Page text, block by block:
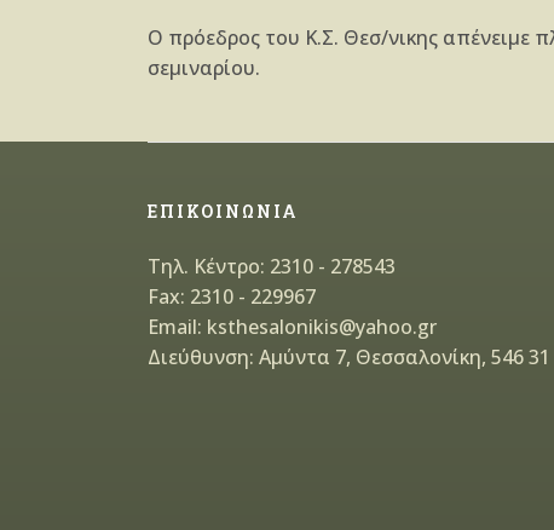
Ο πρόεδρος του Κ.Σ. Θεσ/νικης απένειμε
σεμιναρίου.
ΕΠΙΚΟΙΝΩΝΙΑ
Τηλ. Κέντρο: 2310 - 278543
Fax: 2310 - 229967
Email: ksthesalonikis@yahoo.gr
Διεύθυνση: Αμύντα 7, Θεσσαλονίκη, 546 31